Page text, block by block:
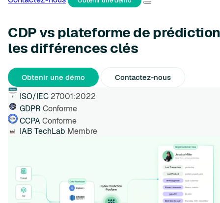
CDP vs plateforme de
les différences clés
Obtenir une démo Contactez-nous
ISO/IEC 27001:2022
GDPR Conforme
CCPAConforme
IAB TechLab Membre